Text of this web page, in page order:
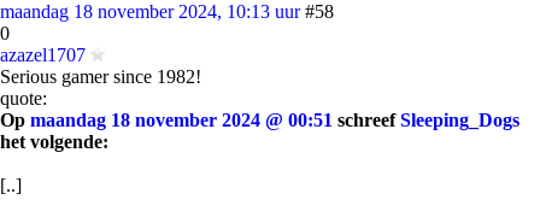
maandag 18 november 2024, 10:13 uur #58
0
azazel1707
Serious gamer since 1982!
quote:
Op maandag 18 november 2024 @ 00:51 schreefSleeping_Dogs
het volgende:
[..]